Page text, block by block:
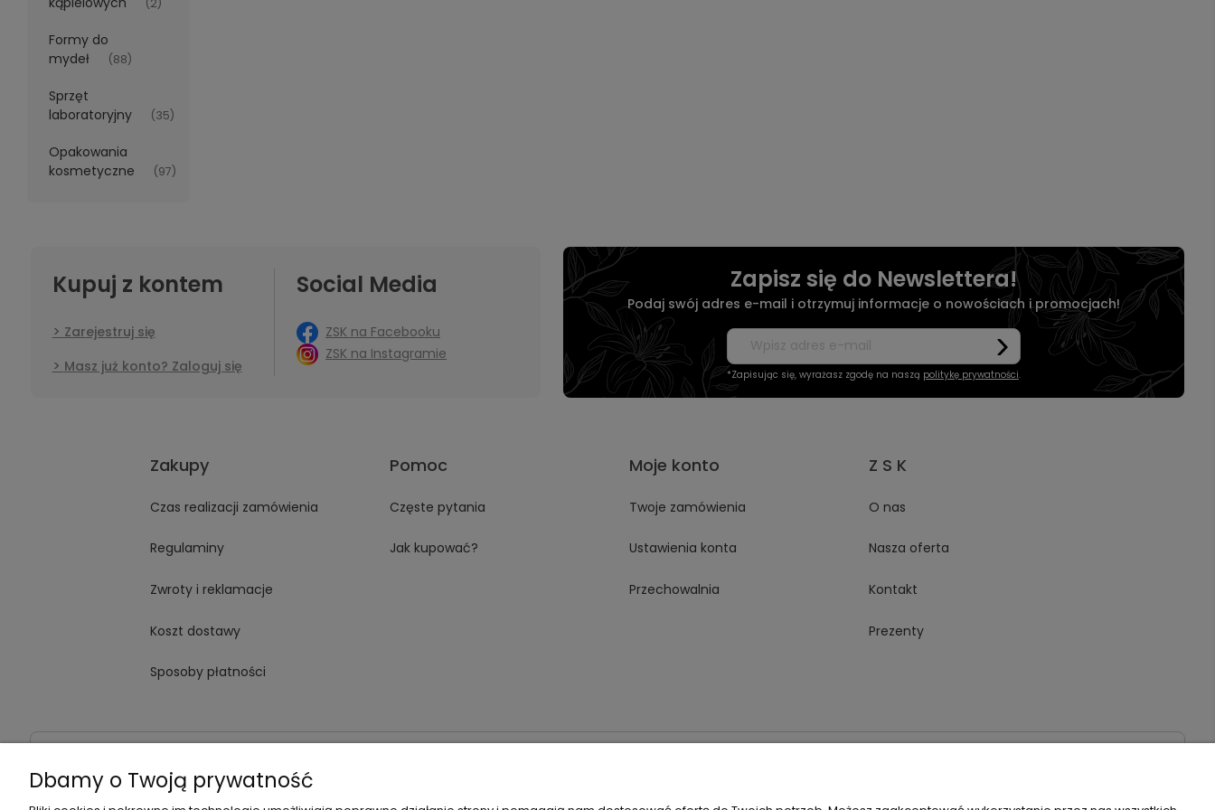
(2)
Formy do
mydeł
(88)
Sprzęt
laboratoryjny
(35)
Opakowania
kosmetyczne
(97)
Kupuj z kontem
Zarejestruj się
Masz już konto? Zaloguj się
Social Media
ZSK na Facebooku
ZSK na Instagramie
Zapisz się do Newslettera!
Podaj swój adres e-mail i otrzymuj informacje o nowościach i promocjach!
*Zapisując się, wyrażasz zgodę na naszą politykę prywatności.
Zakupy
Czas realizacji zamówienia
Regulaminy
Zwroty i reklamacje
Koszt dostawy
Sposoby płatności
Pomoc
Częste pytania
Jak kupować?
Moje konto
Twoje zamówienia
Ustawienia konta
Przechowalnia
Z S K
O nas
Nasza oferta
Kontakt
Prezenty
Dbamy o Twoją prywatność